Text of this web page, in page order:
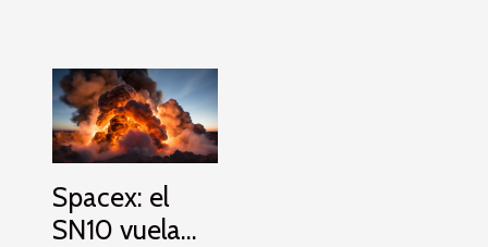
Spacex: el
SN10 vuela